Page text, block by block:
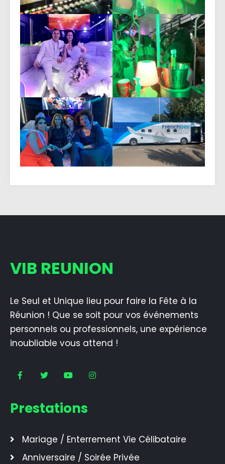
VIB REUNION
Le Seul et Unique lieu pour faire la Fête à la
Réunion ! Que se soit pour vos événements
personnels ou professionnels, une expérience
inoubliable vous attend !
Prestations
Mariage / Enterrement Vie Célibataire
Anniversaire / Soirée Privée